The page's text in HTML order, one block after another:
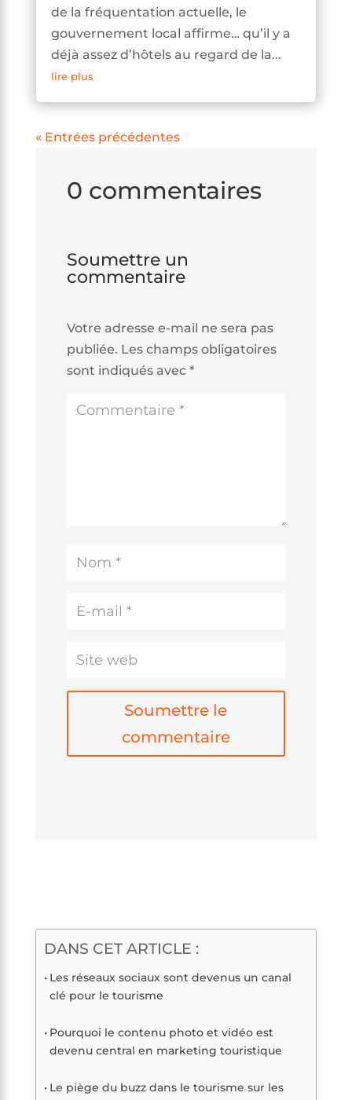
de la fréquentation actuelle, le
gouvernement local affirme… qu’il y a
déjà assez d’hôtels au regard de la...
lire plus
« Entrées précédentes
0 commentaires
Soumettre un
commentaire
Votre adresse e-mail ne sera pas
publiée. Les champs obligatoires
sont indiqués avec *
Soumettre le
commentaire
DANS CET ARTICLE :
Les réseaux sociaux sont devenus un canal
clé pour le tourisme
Pourquoi le contenu photo et vidéo est
devenu central en marketing touristique
Le piège du buzz dans le tourisme sur les